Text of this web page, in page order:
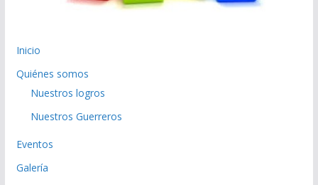
Inicio
Quiénes somos
Nuestros logros
Nuestros Guerreros
Eventos
Galería